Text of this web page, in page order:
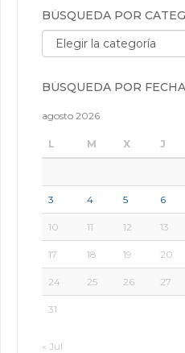
BÚSQUEDA POR
Búsqueda por categorías:
BÚSQUEDA POR
agosto 2026
L M X J
3 4 5 6
10 11 12 13
17 18 19 20
24 25 26 27
31
« Jul